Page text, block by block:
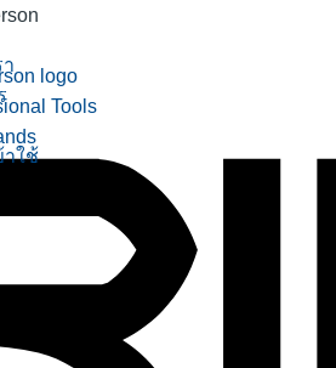
Tools
าใช้